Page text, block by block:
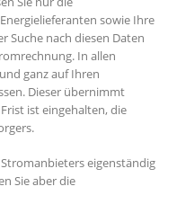
sowie Ihre
Suche nach diesen Daten
In allen
ganz auf Ihren
Dieser übernimmt
ist eingehalten, die
eigenständig
Sie aber die